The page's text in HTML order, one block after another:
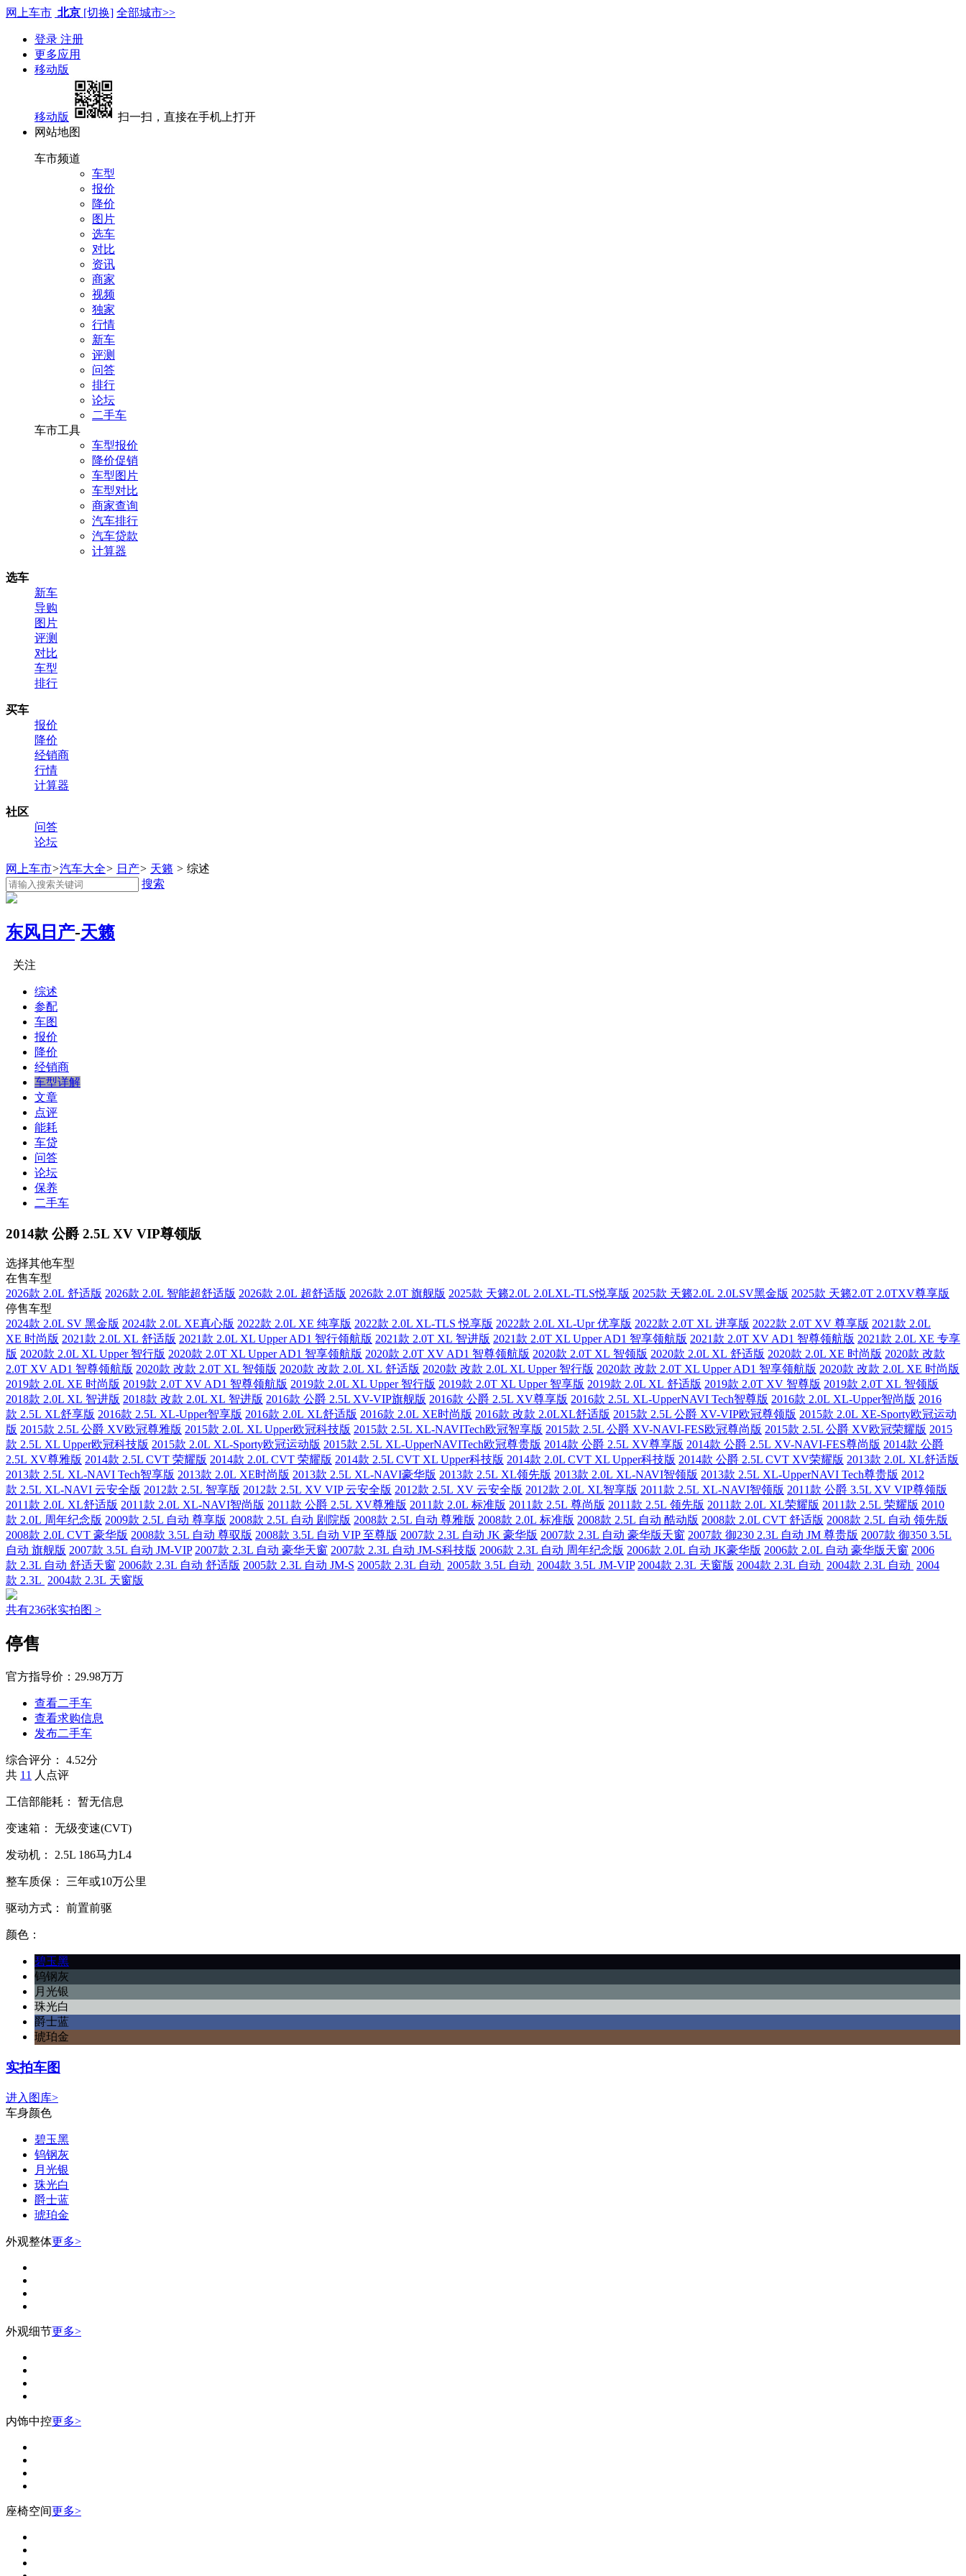
网上车市 北京 [切换] 全部城市>>
登录 注册
更多应用
移动版
移动版
扫一扫，直接在手机上打开
网站地图
车市频道
车型
报价
降价
图片
选车
对比
资讯
商家
视频
独家
行情
新车
评测
问答
排行
论坛
二手车
车市工具
车型报价
降价促销
车型图片
车型对比
商家查询
汽车排行
汽车贷款
计算器
选车
新车
导购
图片
评测
对比
车型
排行
买车
报价
降价
经销商
行情
计算器
社区
问答
论坛
网上车市>汽车大全> 日产> 天籁 > 综述
搜索
东风日产-天籁
关注
综述
参配
车图
报价
降价
经销商
车型详解
文章
点评
能耗
车贷
问答
论坛
保养
二手车
2014款 公爵 2.5L XV VIP尊领版
选择其他车型
在售车型
2026款 2.0L 舒适版 2026款 2.0L 智能超舒适版 2026款 2.0L 超舒适版 2026款 2.0T 旗舰版 2025款 天籁2.0L 2.0LXL-TLS悦享版 2025款 天籁2.0L 2.0LSV黑金版 2025款 天籁2.0T 2.0TXV尊享版
停售车型
2024款 2.0L SV 黑金版 2024款 2.0L XE真心版 2022款 2.0L XE 纯享版 2022款 2.0L XL-TLS 悦享版 2022款 2.0L XL-Upr 优享版 2022款 2.0T XL 进享版 2022款 2.0T XV 尊享版 2021款 2.0L
XE 时尚版 2021款 2.0L XL 舒适版 2021款 2.0L XL Upper AD1 智行领航版 2021款 2.0T XL 智进版 2021款 2.0T XL Upper AD1 智享领航版 2021款 2.0T XV AD1 智尊领航版 2021款 2.0L XE 专享
版 2020款 2.0L XL Upper 智行版 2020款 2.0T XL Upper AD1 智享领航版 2020款 2.0T XV AD1 智尊领航版 2020款 2.0T XL 智领版 2020款 2.0L XL 舒适版 2020款 2.0L XE 时尚版 2020款 改款
2.0T XV AD1 智尊领航版 2020款 改款 2.0T XL 智领版 2020款 改款 2.0L XL 舒适版 2020款 改款 2.0L XL Upper 智行版 2020款 改款 2.0T XL Upper AD1 智享领航版 2020款 改款 2.0L XE 时尚版
2019款 2.0L XE 时尚版 2019款 2.0T XV AD1 智尊领航版 2019款 2.0L XL Upper 智行版 2019款 2.0T XL Upper 智享版 2019款 2.0L XL 舒适版 2019款 2.0T XV 智尊版 2019款 2.0T XL 智领版
2018款 2.0L XL 智进版 2018款 改款 2.0L XL 智进版 2016款 公爵 2.5L XV-VIP旗舰版 2016款 公爵 2.5L XV尊享版 2016款 2.5L XL-UpperNAVI Tech智尊版 2016款 2.0L XL-Upper智尚版 2016
款 2.5L XL舒享版 2016款 2.5L XL-Upper智享版 2016款 2.0L XL舒适版 2016款 2.0L XE时尚版 2016款 改款 2.0LXL舒适版 2015款 2.5L 公爵 XV-VIP欧冠尊领版 2015款 2.0L XE-Sporty欧冠运动
版 2015款 2.5L 公爵 XV欧冠尊雅版 2015款 2.0L XL Upper欧冠科技版 2015款 2.5L XL-NAVITech欧冠智享版 2015款 2.5L 公爵 XV-NAVI-FES欧冠尊尚版 2015款 2.5L 公爵 XV欧冠荣耀版 2015
款 2.5L XL Upper欧冠科技版 2015款 2.0L XL-Sporty欧冠运动版 2015款 2.5L XL-UpperNAVITech欧冠尊贵版 2014款 公爵 2.5L XV尊享版 2014款 公爵 2.5L XV-NAVI-FES尊尚版 2014款 公爵
2.5L XV尊雅版 2014款 2.5L CVT 荣耀版 2014款 2.0L CVT 荣耀版 2014款 2.5L CVT XL Upper科技版 2014款 2.0L CVT XL Upper科技版 2014款 公爵 2.5L CVT XV荣耀版 2013款 2.0L XL舒适版
2013款 2.5L XL-NAVI Tech智享版 2013款 2.0L XE时尚版 2013款 2.5L XL-NAVI豪华版 2013款 2.5L XL领先版 2013款 2.0L XL-NAVI智领版 2013款 2.5L XL-UpperNAVI Tech尊贵版 2012
款 2.5L XL-NAVI 云安全版 2012款 2.5L 智享版 2012款 2.5L XV VIP 云安全版 2012款 2.5L XV 云安全版 2012款 2.0L XL智享版 2011款 2.5L XL-NAVI智领版 2011款 公爵 3.5L XV VIP尊领版
2011款 2.0L XL舒适版 2011款 2.0L XL-NAVI智尚版 2011款 公爵 2.5L XV尊雅版 2011款 2.0L 标准版 2011款 2.5L 尊尚版 2011款 2.5L 领先版 2011款 2.0L XL荣耀版 2011款 2.5L 荣耀版 2010
款 2.0L 周年纪念版 2009款 2.5L 自动 尊享版 2008款 2.5L 自动 剧院版 2008款 2.5L 自动 尊雅版 2008款 2.0L 标准版 2008款 2.5L 自动 酷动版 2008款 2.0L CVT 舒适版 2008款 2.5L 自动 领先版
2008款 2.0L CVT 豪华版 2008款 3.5L 自动 尊驭版 2008款 3.5L 自动 VIP 至尊版 2007款 2.3L 自动 JK 豪华版 2007款 2.3L 自动 豪华版天窗 2007款 御230 2.3L 自动 JM 尊贵版 2007款 御350 3.5L
自动 旗舰版 2007款 3.5L 自动 JM-VIP 2007款 2.3L 自动 豪华天窗 2007款 2.3L 自动 JM-S科技版 2006款 2.3L 自动 周年纪念版 2006款 2.0L 自动 JK豪华版 2006款 2.0L 自动 豪华版天窗 2006
款 2.3L 自动 舒适天窗 2006款 2.3L 自动 舒适版 2005款 2.3L 自动 JM-S 2005款 2.3L 自动 2005款 3.5L 自动 2004款 3.5L JM-VIP 2004款 2.3L 天窗版 2004款 2.3L 自动 2004款 2.3L 自动 2004
款 2.3L 2004款 2.3L 天窗版
共有236张实拍图 >
停售
官方指导价： 29.98万万
查看二手车
查看求购信息
发布二手车
综合评分：
4.52分
共 11 人点评
工信部能耗： 暂无信息
变速箱： 无级变速(CVT)
发动机： 2.5L 186马力L4
整车质保： 三年或10万公里
驱动方式： 前置前驱
颜色：
碧玉黑
钨钢灰
月光银
珠光白
爵士蓝
琥珀金
实拍车图
进入图库>
车身颜色
碧玉黑
钨钢灰
月光银
珠光白
爵士蓝
琥珀金
外观整体更多>
外观细节更多>
内饰中控更多>
座椅空间更多>